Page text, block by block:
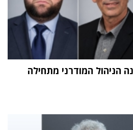
הניהול המודרני מתחילה